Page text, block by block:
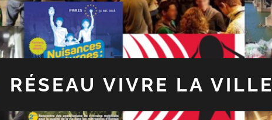
RÉSEAU VIVRE LA VILLE